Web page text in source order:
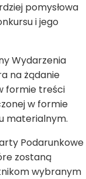
pomysłowa
i jego
Wydarzenia
na żądanie
formie treści
w formie
materialnym.
Podarunkowe
zostaną
wybranym